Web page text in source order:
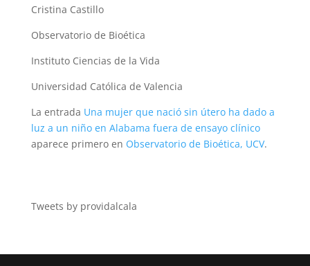
Cristina Castillo
Observatorio de Bioética
Instituto Ciencias de la Vida
Universidad Católica de Valencia
La entrada Una mujer que nació sin útero ha dado a
luz a un niño en Alabama fuera de ensayo clínico
aparece primero en Observatorio de Bioética, UCV.
Tweets by providalcala